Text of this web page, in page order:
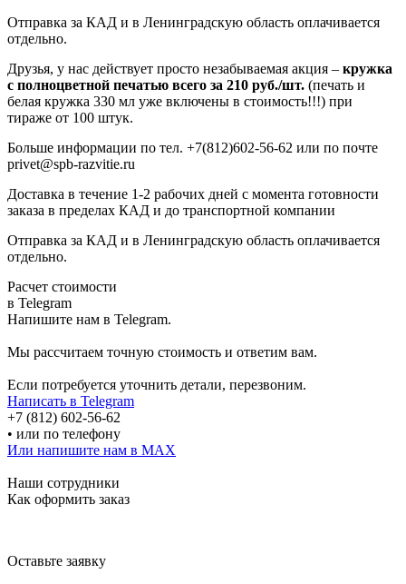
Отправка за КАД и в Ленинградскую область оплачивается
отдельно.
Друзья, у нас действует просто незабываемая акция – кружка
с полноцветной печатью всего за 210 руб./шт. (печать и
белая кружка 330 мл уже включены в стоимость!!!) при
тираже от 100 штук.
Больше информации по тел. +7(812)602-56-62 или по почте
privet@spb-razvitie.ru
Доставка в течение 1-2 рабочих дней с момента готовности
заказа в пределах КАД и до транспортной компании
Отправка за КАД и в Ленинградскую область оплачивается
отдельно.
Расчет стоимости
в Telegram
Напишите нам в Telegram.
Мы рассчитаем точную стоимость и ответим вам.
Если потребуется уточнить детали, перезвоним.
Написать в Telegram
+7 (812) 602-56-62
• или по телефону
Или напишите нам в MAX
Наши сотрудники
Как оформить заказ
Оставьте заявку